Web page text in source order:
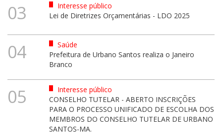
03
Interesse público
Lei de Diretrizes Orçamentárias - LDO 2025
04
Saúde
Prefeitura de Urbano Santos realiza o Janeiro
Branco
05
Interesse público
CONSELHO TUTELAR - ABERTO INSCRIÇÕES
PARA O PROCESSO UNIFICADO DE ESCOLHA DOS
MEMBROS DO CONSELHO TUTELAR DE URBANO
SANTOS-MA.